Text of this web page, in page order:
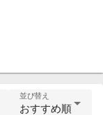
並び替え
おすすめ順